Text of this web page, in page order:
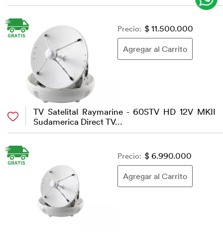
Precio: $ 11.500.000
TV Satelital Raymarine - 60STV HD 12V MKII
Sudamerica Direct TV...
Precio: $ 6.990.000